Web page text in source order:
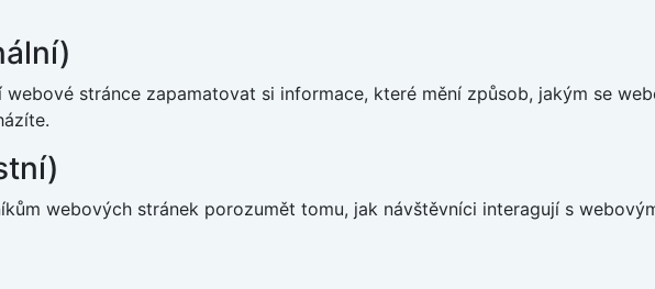
stránce zapamatovat si informace, které mění způsob, jakým se
webových stránek porozumět tomu, jak návštěvníci interagují s